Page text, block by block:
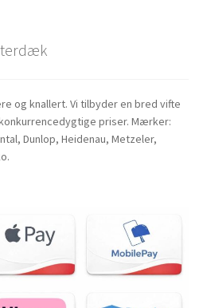
og knallert. Vi tilbyder en bred vifte
priser. Mærker:
Dunlop, Heidenau, Metzeler,